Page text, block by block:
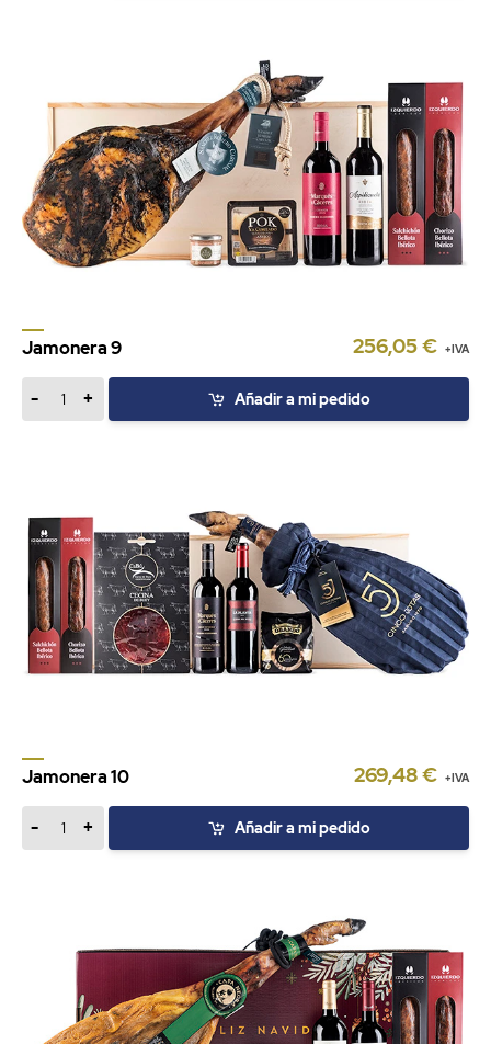
Jamonera 9 256,05 € +IVA
- + Añadir a mi pedido
Jamonera 10 269,48 € +IVA
- + Añadir a mi pedido